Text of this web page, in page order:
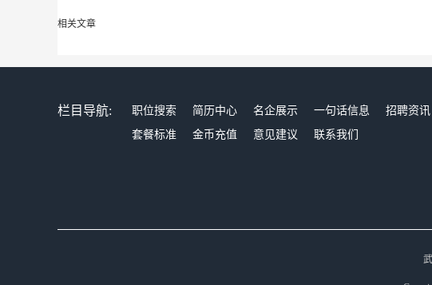
相关文章
栏目导航: 职位搜索 简历中心 名企展示 一句话信息 招聘资讯
套餐标准
金币充值 意见建议 联系我们